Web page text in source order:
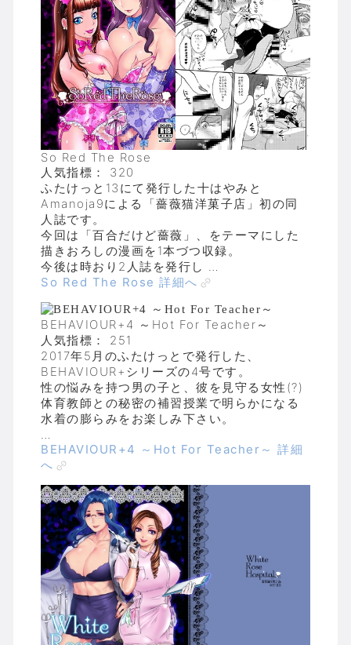
So Red The Rose
人気指標： 320
ふたけっと13にて発行した十はやみと
Amanoja9による「薔薇猫洋菓子店」初の同
人誌です。
今回は「百合だけど薔薇」、をテーマにした
描きおろしの漫画を1本づつ収録。
今後は時おり2人誌を発行し …
So Red The Rose 詳細へ
BEHAVIOUR+4 ～Hot For Teacher～
人気指標： 251
2017年5月のふたけっとで発行した、
BEHAVIOUR+シリーズの4号です。
性の悩みを持つ男の子と、彼を見守る女性(?)
体育教師との秘密の補習授業で明らかになる
水着の膨らみをお楽しみ下さい。
…
BEHAVIOUR+4 ～Hot For Teacher～ 詳細
へ